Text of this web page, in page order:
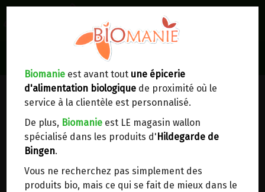
Biomanie est avant tout une épicerie
d'alimentation biologique de proximité où le
service à la clientèle est personnalisé.
De plus, Biomanie est LE magasin wallon
spécialisé dans les produits d' Hildegarde de
Bingen.
Vous ne recherchez pas simplement des
produits bio, mais ce qui se fait de mieux dans le
Lieux de réception/livraison
Livraison à votre domicile
Nous envoyons votre commande à votre
domicile enBelgique, France, Luxembourg,
Royaume-Uni, Suisse, Pays-Bas, Portugal,
Espagne. Pour d'autres pays, merci de nous
contacter.
Choisir ce lieu